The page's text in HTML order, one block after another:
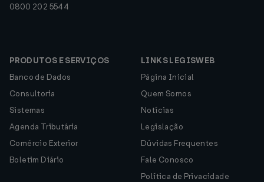
0800 202 5544
PRODUTOS E SERVIÇOS
Banco de Dados
Consultoria
Sistemas
Agenda Tributária
Comércio Exterior
Boletim Diário
LINKS LEGISWEB
Página Inicial
Quem Somos
Notícias
Legislação
Dúvidas Frequentes
Fale Conosco
Política de Privacidade